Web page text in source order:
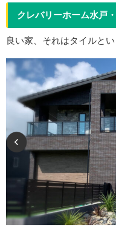
クレバリーホーム水戸
良い家、それはタイルとい